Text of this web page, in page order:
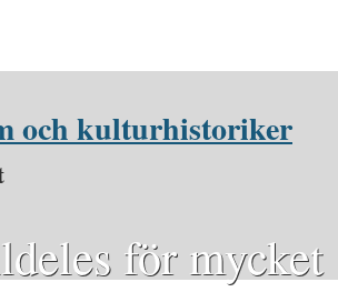
och kulturhistoriker
för mycket